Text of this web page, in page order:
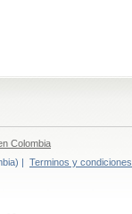
Colombia
| Terminos y condiciones